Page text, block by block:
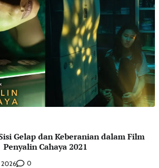
Gelap dan Keberanian dalam Film
Penyalin Cahaya 2021
2026 0